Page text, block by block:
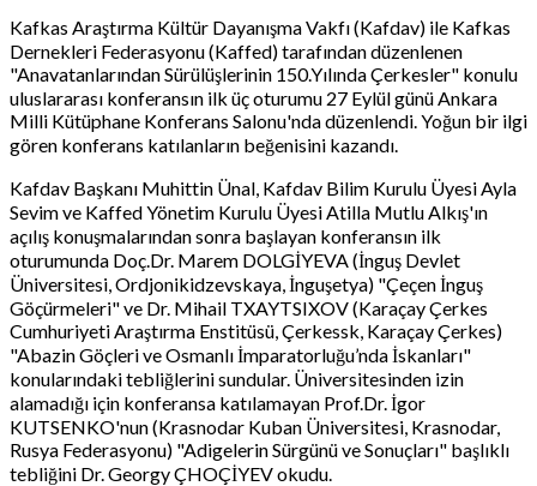
Kafkas Araştırma Kültür Dayanışma Vakfı (Kafdav) ile Kafkas
Dernekleri Federasyonu (Kaffed) tarafından düzenlenen
"Anavatanlarından Sürülüşlerinin 150.Yılında Çerkesler" konulu
uluslararası konferansın ilk üç oturumu 27 Eylül günü Ankara
Milli Kütüphane Konferans Salonu'nda düzenlendi. Yoğun bir ilgi
gören konferans katılanların beğenisini kazandı.
Kafdav Başkanı Muhittin Ünal, Kafdav Bilim Kurulu Üyesi Ayla
Sevim ve Kaffed Yönetim Kurulu Üyesi Atilla Mutlu Alkış'ın
açılış konuşmalarından sonra başlayan konferansın ilk
oturumunda Doç.Dr. Marem DOLGİYEVA (İnguş Devlet
Üniversitesi, Ordjonikidzevskaya, İnguşetya) "Çeçen İnguş
Göçürmeleri" ve Dr. Mihail TXAYTSIXOV (Karaçay Çerkes
Cumhuriyeti Araştırma Enstitüsü, Çerkessk, Karaçay Çerkes)
"Abazin Göçleri ve Osmanlı İmparatorluğu’nda İskanları"
konularındaki tebliğlerini sundular. Üniversitesinden izin
alamadığı için konferansa katılamayan Prof.Dr. İgor
KUTSENKO'nun (Krasnodar Kuban Üniversitesi, Krasnodar,
Rusya Federasyonu) "Adigelerin Sürgünü ve Sonuçları" başlıklı
tebliğini Dr. Georgy ÇHOÇİYEV okudu.